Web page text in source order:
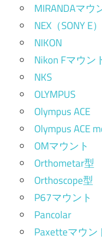
MIRANDAマウ
NEX（SONY E
NIKON
Nikon Fマウン
NKS
OLYMPUS
Olympus ACE
Olympus ACE
OMマウント
Orthometar型
Orthoscope型
P67マウント
Pancolar
Paxetteマウン